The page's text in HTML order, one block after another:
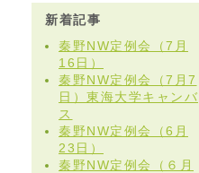
新着記事
秦野NW定例会（7月
16日）
秦野NW定例会（7月7
日）東海大学キャンバ
ス
秦野NW定例会（6月
23日）
秦野NW定例会（６月